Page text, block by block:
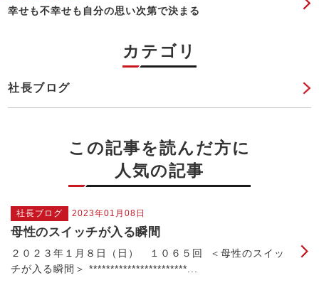
幸せも不幸せも自分の思い次第で決まる
カテゴリ
社長ブログ
この記事を読んだ方に
人気の記事
社長ブログ 2023年01月08日
母性のスイッチが入る瞬間
２０２３年１月８日（日） １０６５回 ＜母性のスイッ
チが入る瞬間＞ ***********************...